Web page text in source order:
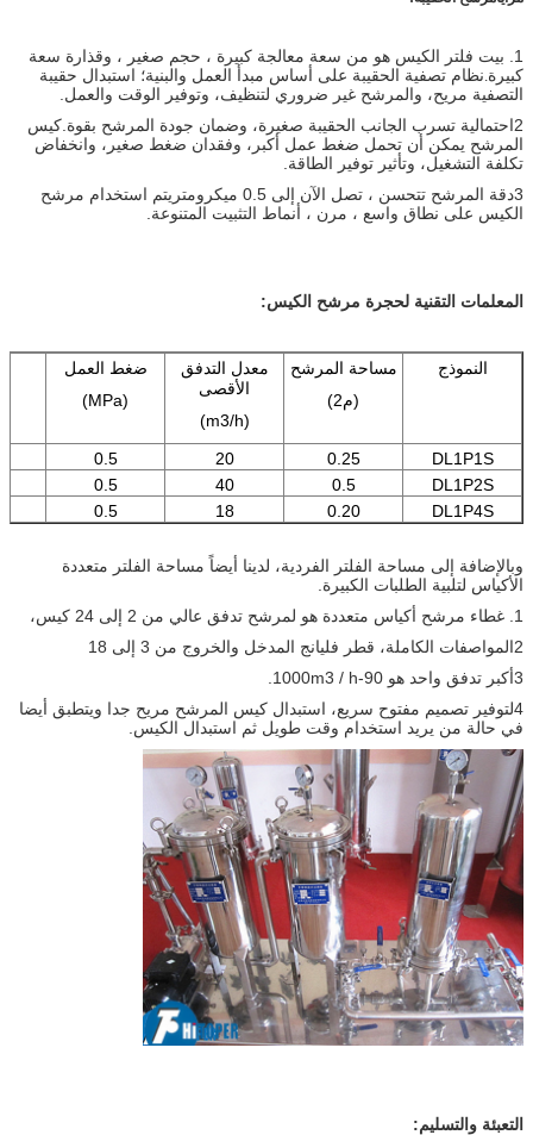
1. بيت فلتر الكيس هو من سعة معالجة كبيرة ، حجم صغير ، وقذارة سعة
كبيرة.نظام تصفية الحقيبة على أساس مبدأ العمل والبنية؛ استبدال حقيبة
التصفية مريح، والمرشح غير ضروري لتنظيف، وتوفير الوقت والعمل.
2احتمالية تسرب الجانب الحقيبة صغيرة، وضمان جودة المرشح بقوة.
كيس
المرشح يمكن أن تحمل ضغط عمل أكبر، وفقدان ضغط صغير، وانخفاض
تكلفة التشغيل، وتأثير توفير الطاقة.
3دقة المرشح تتحسن ، تصل الآن إلى 0.5 ميكرومتر
يتم استخدام مرشح
الكيس على نطاق واسع ، مرن ، أنماط التثبيت المتنوعة.
المعلمات التقنية لحجرة مرشح الكيس:
النموذج
مساحة المرشح
(م2)
معدل التدفق
الأقصى
(m3/h)
ضغط العمل
(MPa)
DL1P1S
0.25
20
0.5
DL1P2S
0.5
40
0.5
DL1P4S
0.20
18
0.5
وبالإضافة إلى مساحة الفلتر الفردية، لدينا أيضاً مساحة الفلتر متعددة
الأكياس لتلبية الطلبات الكبيرة.
1. غطاء مرشح أكياس متعددة هو لمرشح تدفق عالي من 2 إلى 24 كيس،
2المواصفات الكاملة، قطر فليانج المدخل والخروج من 3 إلى 18
3أكبر تدفق واحد هو 90-1000m3 / h.
4لتوفير تصميم مفتوح سريع، استبدال كيس المرشح مريح جدا ويتطبق أيضا
في حالة من يريد استخدام وقت طويل ثم استبدال الكيس.
التعبئة والتسليم: